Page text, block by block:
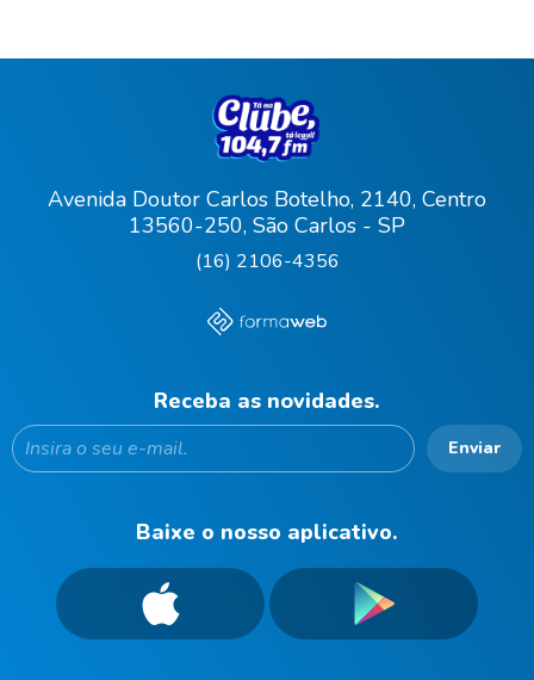
Avenida Doutor Carlos Botelho, 2140, Centro
13560-250, São Carlos - SP
(16) 2106-4356
Receba as novidades.
Enviar
Baixe o nosso aplicativo.